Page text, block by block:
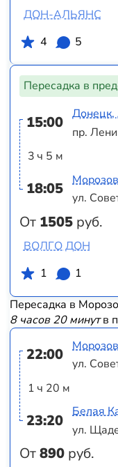
ДОН-АЛЬЯНС
4
5
Пересадка в
15:00
3 ч 5 м
18:05
От 1505 руб.
Донецк,
пр.
ул.
ВОЛГО ДОН
1
1
Пересадка в
8 часов 20 минутв
22:00
1 ч 20 м
23:20
От890 руб.
ул.
Белая
ул.